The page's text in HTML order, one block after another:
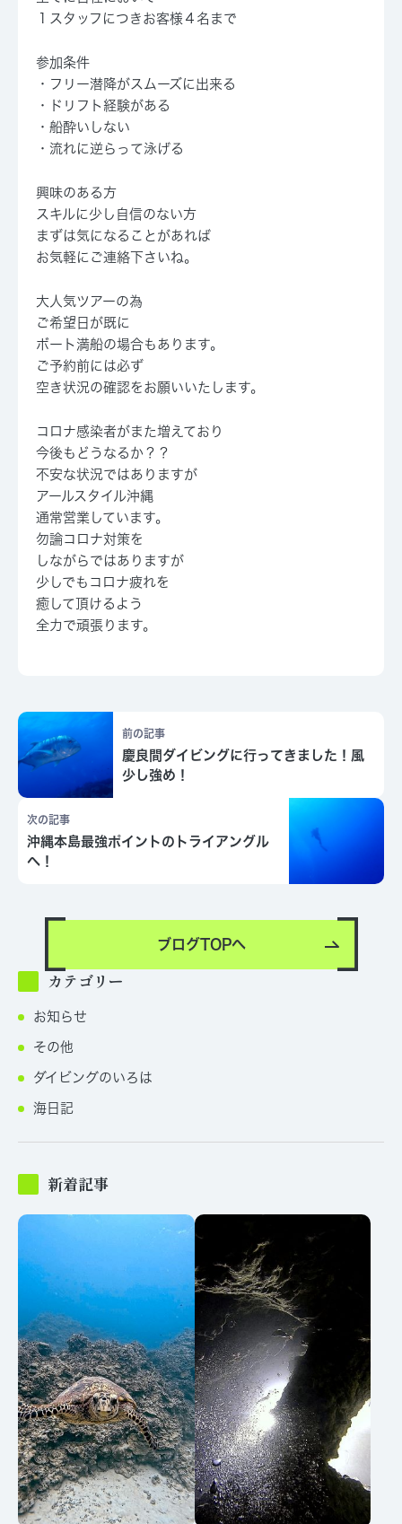
１スタッフにつきお客様４名まで
参加条件
・フリー潜降がスムーズに出来る
・ドリフト経験がある
・船酔いしない
・流れに逆らって泳げる
興味のある方
スキルに少し自信のない方
まずは気になることがあれば
お気軽にご連絡下さいね。
大人気ツアーの為
ご希望日が既に
ボート満船の場合もあります。
ご予約前には必ず
空き状況の確認をお願いいたします。
コロナ感染者がまた増えており
今後もどうなるか？？
不安な状況ではありますが
アールスタイル沖縄
通常営業しています。
勿論コロナ対策を
しながらではありますが
少しでもコロナ疲れを
癒して頂けるよう
全力で頑張ります。
前の記事
慶良間ダイビングに行ってきました！風
少し強め！
次の記事
沖縄本島最強ポイントのトライアングル
へ！
ブログTOPへ
カテゴリー
お知らせ
その他
ダイビングのいろは
海日記
新着記事